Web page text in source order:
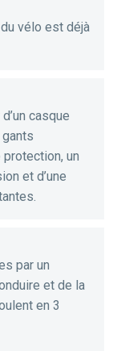
vélo est déjà
casque
gants
un
et d’une
par un
et de la
en 3